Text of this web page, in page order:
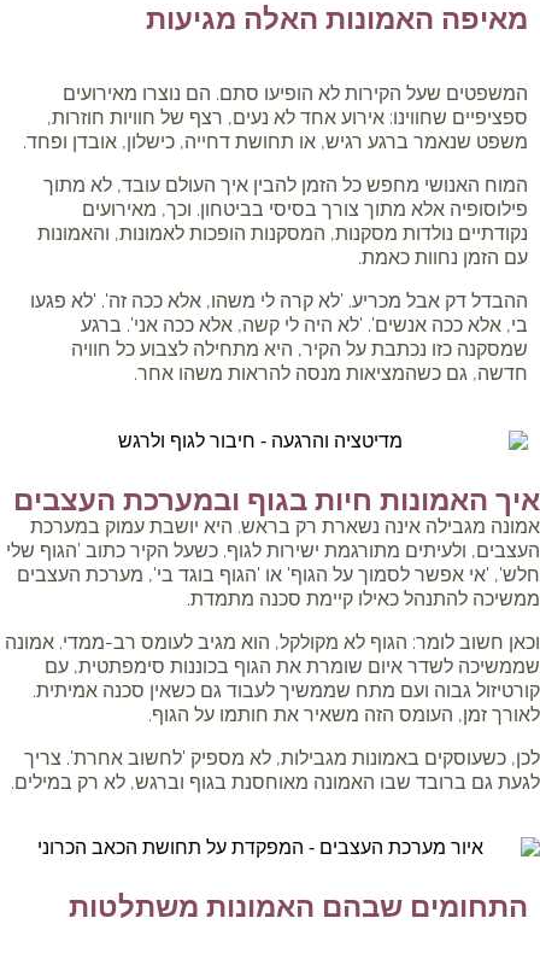
מאיפה האמונות האלה מגיעות
המשפטים שעל הקירות לא הופיעו סתם. הם נוצרו מאירועים
ספציפיים שחווינו: אירוע אחד לא נעים, רצף של חוויות חוזרות,
משפט שנאמר ברגע רגיש, או תחושת דחייה, כישלון, אובדן ופחד.
המוח האנושי מחפש כל הזמן להבין איך העולם עובד, לא מתוך
פילוסופיה אלא מתוך צורך בסיסי בביטחון. וכך, מאירועים
נקודתיים נולדות מסקנות, המסקנות הופכות לאמונות, והאמונות
עם הזמן נחוות כאמת.
ההבדל דק אבל מכריע. 'לא קרה לי משהו, אלא ככה זה'. 'לא פגעו
בי, אלא ככה אנשים'. 'לא היה לי קשה, אלא ככה אני'. ברגע
שמסקנה כזו נכתבת על הקיר, היא מתחילה לצבוע כל חוויה
חדשה, גם כשהמציאות מנסה להראות משהו אחר.
האמונות חיות בגוף ובמערכת העצבים
מגבילה אינה נשארת רק בראש. היא יושבת עמוק במערכת
ולעיתים מתורגמת ישירות לגוף. כשעל הקיר כתוב 'הגוף שלי
'אי אפשר לסמוך על הגוף' או 'הגוף בוגד בי', מערכת העצבים
להתנהל כאילו קיימת סכנה מתמדת.
חשוב לומר: הגוף לא מקולקל, הוא מגיב לעומס רב-ממדי. אמונה
לשדר איום שומרת את הגוף בכוננות סימפתטית, עם
גבוה ועם מתח שממשיך לעבוד גם כשאין סכנה אמיתית.
זמן, העומס הזה משאיר את חותמו על הגוף.
כשעוסקים באמונות מגבילות, לא מספיק 'לחשוב אחרת'. צריך
גם ברובד שבו האמונה מאוחסנת בגוף וברגש, לא רק במילים.
התחומים שבהם האמונות משתלטות